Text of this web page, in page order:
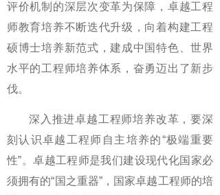
评价机制的深层次变革为保障，卓越工程
师教育培养不断迭代升级，向着构建工程
硕博士培养新范式，建成中国特色、世界
水平的工程师培养体系，奋勇迈出了新步
伐。
深入推进卓越工程师培养改革，要深
刻认识卓越工程师自主培养的“极端重要
性”。卓越工程师是我们建设现代化国家必
须拥有的“国之重器”，国家卓越工程师的培